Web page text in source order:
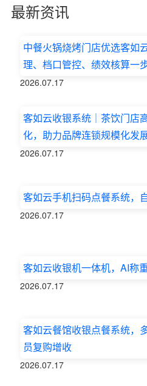
最新资讯
中餐火锅烧烤门店优选客如
理、档口管控、绩效核算一
2026.07.17
客如云收银系统｜茶饮门店
化，助力品牌连锁规模化发
2026.07.17
客如云手机扫码点餐系统，
2026.07.17
客如云收银机一体机，AI称
2026.07.17
客如云餐馆收银点餐系统，
员复购增收
2026.07.17